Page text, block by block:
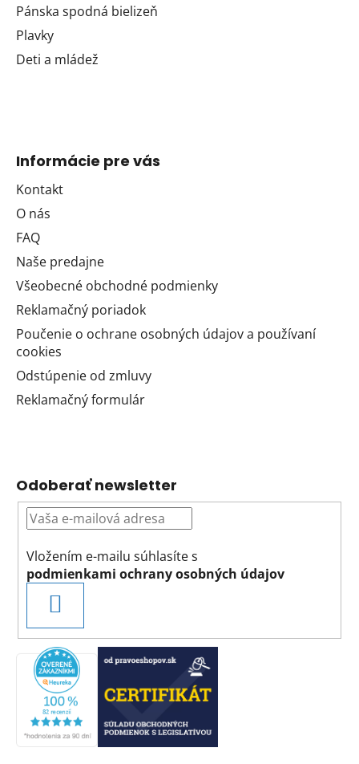
Pánska spodná bielizeň
Plavky
Deti a mládež
Informácie pre vás
Kontakt
O nás
FAQ
Naše predajne
Všeobecné obchodné podmienky
Reklamačný poriadok
Poučenie o ochrane osobných údajov a používaní
cookies
Odstúpenie od zmluvy
Reklamačný formulár
Odoberať newsletter
Vložením e-mailu súhlasíte s
podmienkami ochrany osobných údajov
SA